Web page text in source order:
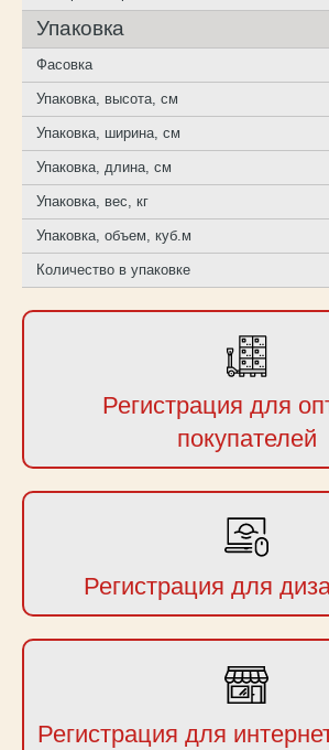
Упаковка
Фасовка
Упаковка, высота, см
Упаковка, ширина, см
Упаковка, длина, см
Упаковка, вес, кг
Упаковка, объем, куб.м
Количество в упаковке
Регистрация для
покупателей
Регистрация для
Регистрация для